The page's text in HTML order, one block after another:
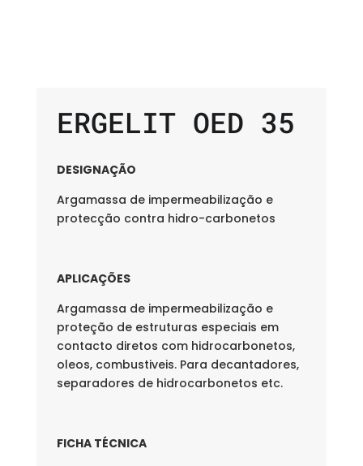
ERGELIT OED 35
DESIGNAÇÃO
Argamassa de impermeabilização e
protecção contra hidro-carbonetos
APLICAÇÕES
Argamassa de impermeabilização e
proteção de estruturas especiais em
contacto diretos com hidrocarbonetos,
oleos, combustiveis. Para decantadores,
separadores de hidrocarbonetos etc.
FICHA TÉCNICA